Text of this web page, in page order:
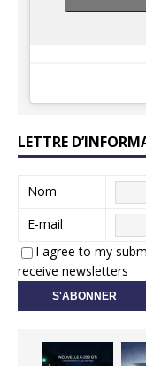
LETTRE
Nom
E-mail
I agree to my
receive newsletters